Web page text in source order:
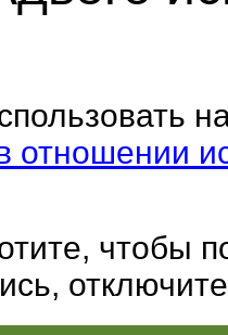
отношении
чтобы